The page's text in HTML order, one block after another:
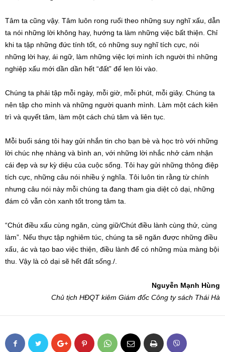
Tâm ta cũng vậy. Tâm luôn rong ruổi theo những suy nghĩ xấu, dẫn
ta nói những lời không hay, hướng ta làm những việc bất thiện. Chỉ
khi ta tập những đức tính tốt, có những suy nghĩ tích cực, nói
những lời hay, ái ngữ, làm những việc lợi mình ích người thì những
nghiệp xấu mới dần dần hết “đất” để len lỏi vào.
Chúng ta phải tập mỗi ngày, mỗi giờ, mỗi phút, mỗi giây. Chúng ta
nên tập cho mình và những người quanh mình. Làm một cách kiên
trì và quyết tâm, làm một cách chú tâm và liên tục.
Mỗi buổi sáng tôi hay gửi nhắn tin cho bạn bè và học trò với những
lời chúc nhẹ nhàng và bình an, với những lời nhắc nhở cảm nhận
cái đẹp và sự kỳ diệu của cuộc sống. Tôi hay gửi những thông điệp
tích cực, những câu nói nhiều ý nghĩa. Tôi luôn tin rằng từ chính
nhưng câu nói này mỗi chúng ta đang tham gia diệt cỏ dại, những
đám cỏ vẫn còn xanh tốt trong tâm ta.
“Chút điều xấu cùng ngăn, cùng giữ/Chút điều lành cùng thử, cùng
làm”. Nếu thực tập nghiêm túc, chúng ta sẽ ngăn được những điều
xấu, ác và tạo bao việc thiện, điều lành để có những mùa màng bội
thu. Vậy là cỏ dại sẽ hết đất sống./.
Nguyễn Mạnh Hùng
Chủ tịch HĐQT kiêm Giám đốc Công ty sách Thái Hà